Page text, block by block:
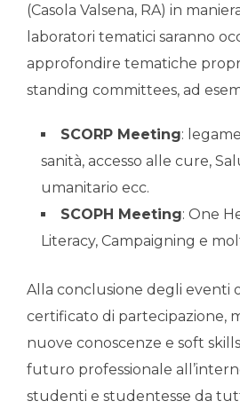
(Casola Valsena, RA) in
laboratori tematici saranno
approfondire tematiche
standing committees, ad
SCORP Meeting:
sanità, accesso alle cure,
umanitario ecc.
SCOPH Meeting: One
Literacy, Campaigning e
Alla conclusione degli eventi
certificato di partecipazione,
nuove conoscenze e soft
futuro professionale
studenti e studentesse da